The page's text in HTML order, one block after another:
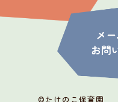
©たけのこ保育園